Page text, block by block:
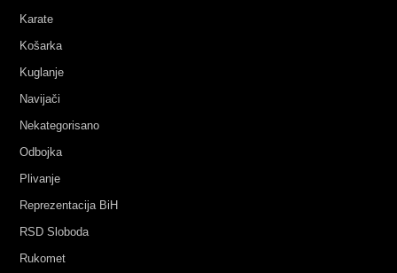
Karate
Košarka
Kuglanje
Navijači
Nekategorisano
Odbojka
Plivanje
Reprezentacija BiH
RSD Sloboda
Rukomet